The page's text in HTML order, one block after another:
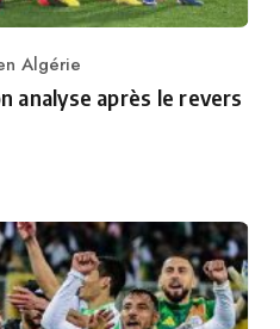
Algérie
analyse après le revers